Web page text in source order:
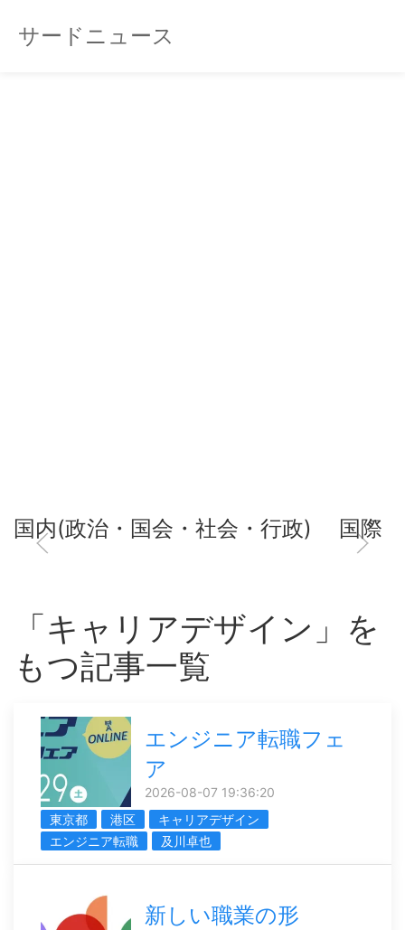
サードニュース
国内(政治・国会・社会・行政) 国際
「キャリアデザイン」を
もつ記事一覧
エンジニア転職フェ
ア
2026-08-07 19:36:20
東京都
港区
キャリアデザイン
エンジニア転職
及川卓也
新しい職業の形